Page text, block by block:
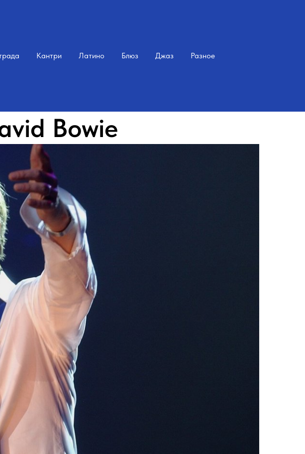
Кантри Латино Блюз Джаз Разное
Bowie